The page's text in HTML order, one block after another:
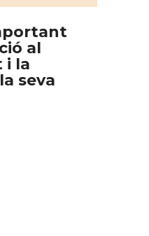
al
i la
seva